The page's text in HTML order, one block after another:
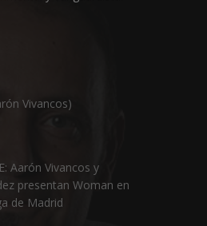
Vivancos)
Aarón Vivancos y
presentan Woman en
de Madrid